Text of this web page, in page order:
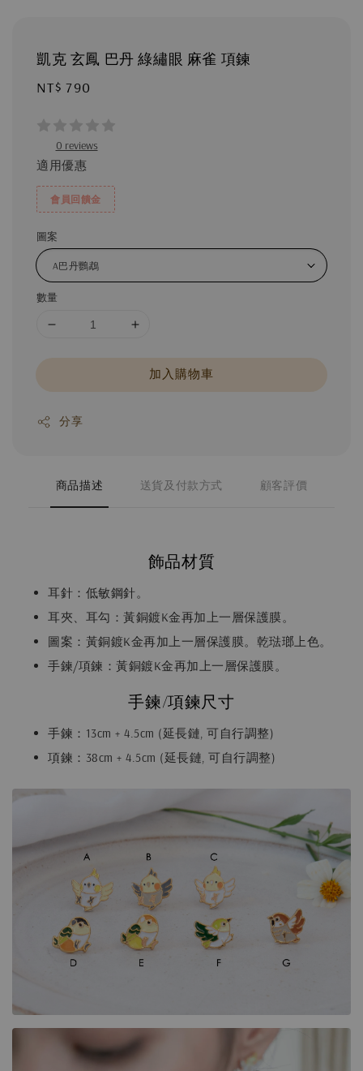
凱克 玄鳳 巴丹 綠繡眼 麻雀 項鍊
Regular
NT$ 790
0 reviews
適用優惠
會員回饋金
圖案
數量
加入購物車
分享
商品描述 送貨及付款方式 顧客評價
飾品材質
耳針：低敏鋼針。
耳夾、耳勾：黃銅鍍K金再加上一層保護膜。
圖案：黃銅鍍K金再加上一層保護膜。乾琺瑯上色。
手鍊/項鍊：黃銅鍍K金再加上一層保護膜。
手鍊/項鍊尺寸
手鍊：13cm + 4.5cm (延長鏈, 可自行調整)
項鍊：38cm + 4.5cm (延長鏈, 可自行調整)